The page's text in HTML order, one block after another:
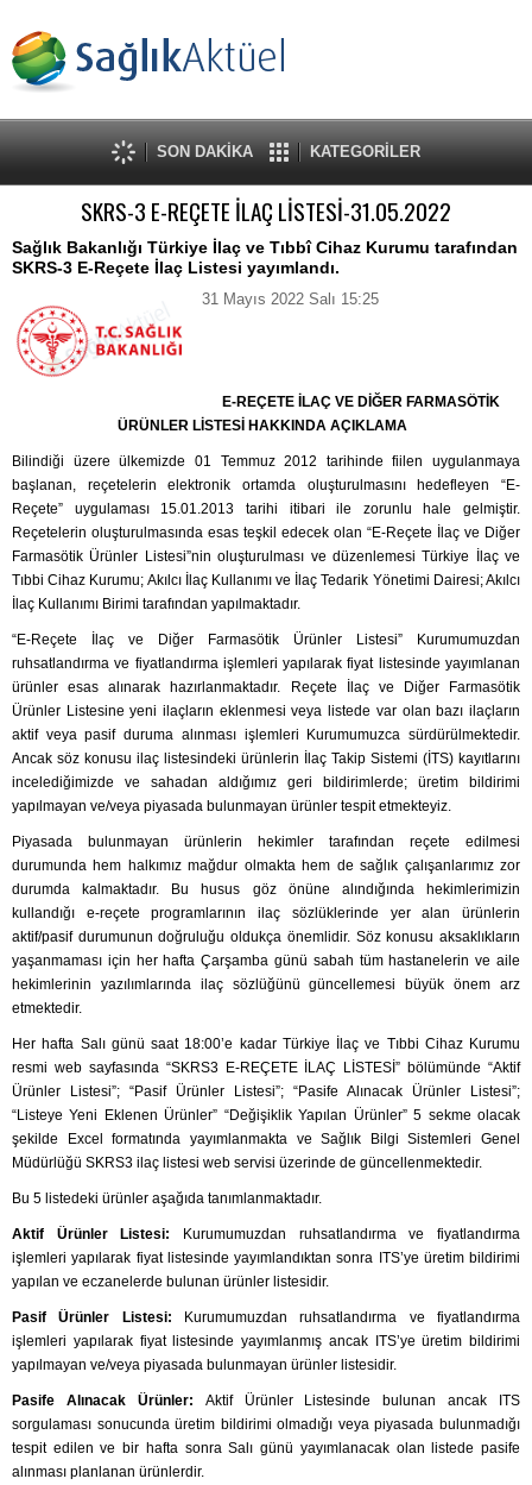
SON DAKİKA KATEGORİLER
SKRS-3 E-REÇETE İLAÇ LİSTESİ-31.05.2022
Sağlık Bakanlığı Türkiye İlaç ve Tıbbî Cihaz Kurumu tarafından
SKRS-3 E-Reçete İlaç Listesi yayımlandı.
31 Mayıs 2022 Salı 15:25
E-REÇETE İLAÇ VE DİĞER FARMASÖTİK
ÜRÜNLER LİSTESİ HAKKINDA AÇIKLAMA
Bilindiği üzere ülkemizde 01 Temmuz 2012 tarihinde fiilen uygulanmaya
başlanan, reçetelerin elektronik ortamda oluşturulmasını hedefleyen “E-
Reçete” uygulaması 15.01.2013 tarihi itibari ile zorunlu hale gelmiştir.
Reçetelerin oluşturulmasında esas teşkil edecek olan “E-Reçete İlaç ve Diğer
Farmasötik Ürünler Listesi”nin oluşturulması ve düzenlemesi Türkiye İlaç ve
Tıbbi Cihaz Kurumu; Akılcı İlaç Kullanımı ve İlaç Tedarik Yönetimi Dairesi; Akılcı
İlaç Kullanımı Birimi tarafından yapılmaktadır.
“E-Reçete İlaç ve Diğer Farmasötik Ürünler Listesi” Kurumumuzdan
ruhsatlandırma ve fiyatlandırma işlemleri yapılarak fiyat listesinde yayımlanan
ürünler esas alınarak hazırlanmaktadır. Reçete İlaç ve Diğer Farmasötik
Ürünler Listesine yeni ilaçların eklenmesi veya listede var olan bazı ilaçların
aktif veya pasif duruma alınması işlemleri Kurumumuzca sürdürülmektedir.
Ancak söz konusu ilaç listesindeki ürünlerin İlaç Takip Sistemi (İTS) kayıtlarını
incelediğimizde ve sahadan aldığımız geri bildirimlerde; üretim bildirimi
yapılmayan ve/veya piyasada bulunmayan ürünler tespit etmekteyiz.
Piyasada bulunmayan ürünlerin hekimler tarafından reçete edilmesi
durumunda hem halkımız mağdur olmakta hem de sağlık çalışanlarımız zor
durumda kalmaktadır. Bu husus göz önüne alındığında hekimlerimizin
kullandığı e-reçete programlarının ilaç sözlüklerinde yer alan ürünlerin
aktif/pasif durumunun doğruluğu oldukça önemlidir. Söz konusu aksaklıkların
yaşanmaması için her hafta Çarşamba günü sabah tüm hastanelerin ve aile
hekimlerinin yazılımlarında ilaç sözlüğünü güncellemesi büyük önem arz
etmektedir.
Her hafta Salı günü saat 18:00’e kadar Türkiye İlaç ve Tıbbi Cihaz Kurumu
resmi web sayfasında “SKRS3 E-REÇETE İLAÇ LİSTESİ” bölümünde “Aktif
Ürünler Listesi”; “Pasif Ürünler Listesi”; “Pasife Alınacak Ürünler Listesi”;
“Listeye Yeni Eklenen Ürünler” “Değişiklik Yapılan Ürünler” 5 sekme olacak
şekilde Excel formatında yayımlanmakta ve Sağlık Bilgi Sistemleri Genel
Müdürlüğü SKRS3 ilaç listesi web servisi üzerinde de güncellenmektedir.
Bu 5 listedeki ürünler aşağıda tanımlanmaktadır.
Aktif Ürünler Listesi:
Kurumumuzdan ruhsatlandırma ve fiyatlandırma
işlemleri yapılarak fiyat listesinde yayımlandıktan sonra ITS’ye üretim bildirimi
yapılan ve eczanelerde bulunan ürünler listesidir.
Pasif Ürünler Listesi:
Kurumumuzdan ruhsatlandırma ve fiyatlandırma
işlemleri yapılarak fiyat listesinde yayımlanmış ancak ITS’ye üretim bildirimi
yapılmayan ve/veya piyasada bulunmayan ürünler listesidir.
Pasife Alınacak Ürünler: Aktif Ürünler Listesinde bulunan ancak ITS
sorgulaması sonucunda üretim bildirimi olmadığı veya piyasada bulunmadığı
tespit edilen ve bir hafta sonra Salı günü yayımlanacak olan listede pasife
alınması planlanan ürünlerdir.